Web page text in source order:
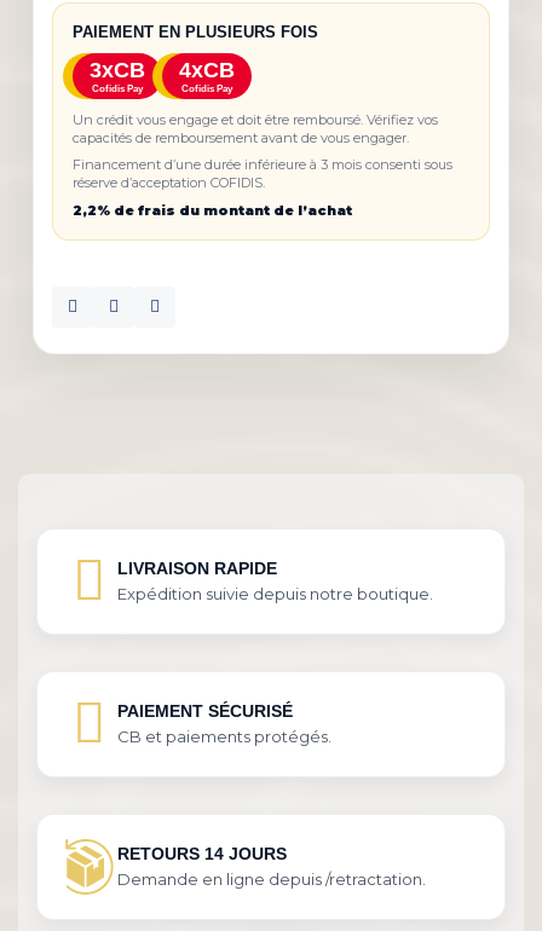
PAIEMENT EN PLUSIEURS FOIS
3xCB
Cofidis Pay
4xCB
Cofidis Pay
Un crédit vous engage et doit être remboursé. Vérifiez vos
capacités de remboursement avant de vous engager.
Financement d’une durée inférieure à 3 mois consenti sous
réserve d’acceptation COFIDIS.
2,2% de frais du montant de l’achat
LIVRAISON RAPIDE
Expédition suivie depuis notre boutique.
PAIEMENT SÉCURISÉ
CB et paiements protégés.
RETOURS 14 JOURS
Demande en ligne depuis /retractation.